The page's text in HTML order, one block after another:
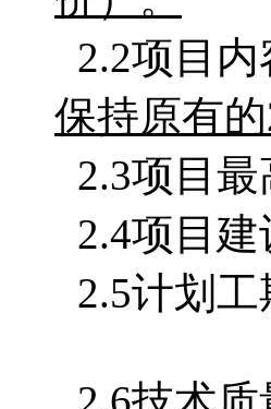
2.2项目
保持原有
2.3项目
2.4项目建
2.5计划